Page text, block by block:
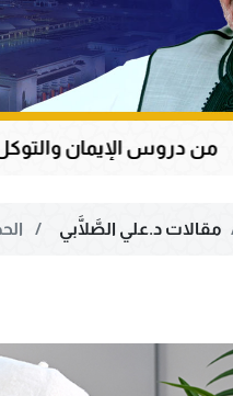
على الله في سورة
مقالات د.علي الصَّلَّابي